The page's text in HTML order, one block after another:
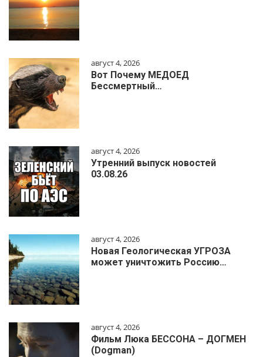
август 4, 2026
Вот Почему МЕДОЕД
Бессмертный…
август 4, 2026
Утренний выпуск новостей
03.08.26
август 4, 2026
Новая Геологическая УГРОЗА
может уничтожить Россию…
август 4, 2026
Фильм Люка БЕССОНА – ДОГМЕН
(Dogman)